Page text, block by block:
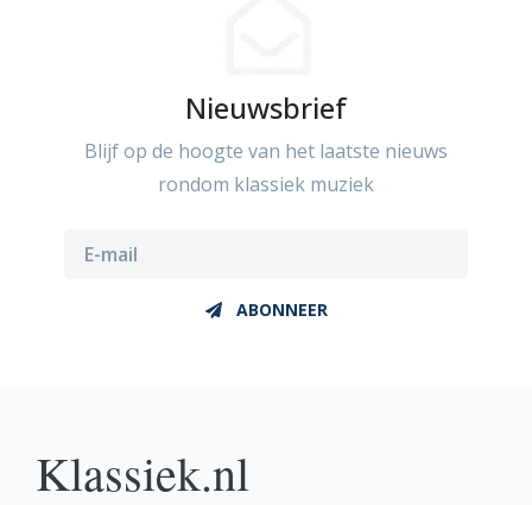
Nieuwsbrief
Blijf op de hoogte van het laatste nieuws
rondom klassiek muziek
ABONNEER
Klassiek.nl